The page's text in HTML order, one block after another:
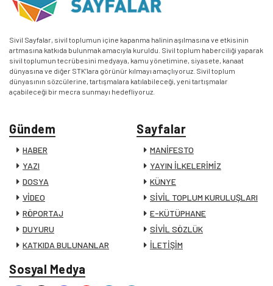
Sivil Sayfalar, sivil toplumun içine kapanma halinin aşılmasına ve etkisinin
artmasına katkıda bulunmak amacıyla kuruldu. Sivil toplum haberciliği yaparak
sivil toplumun tecrübesini medyaya, kamu yönetimine, siyasete, kanaat
dünyasına ve diğer STK’lara görünür kılmayı amaçlıyoruz. Sivil toplum
dünyasının sözcülerine, tartışmalara katılabileceği, yeni tartışmalar
açabileceği bir mecra sunmayı hedefliyoruz.
Gündem
HABER
YAZI
DOSYA
VİDEO
RÖPORTAJ
DUYURU
KATKIDA BULUNANLAR
Sayfalar
MANİFESTO
YAYIN İLKELERİMİZ
KÜNYE
SİVİL TOPLUM KURULUŞLARI
E-KÜTÜPHANE
SİVİL SÖZLÜK
İLETİŞİM
Sosyal Medya